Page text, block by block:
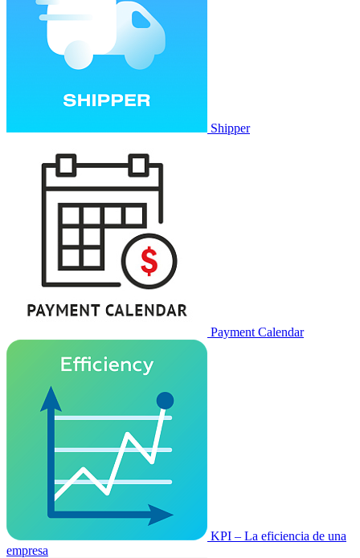
Shipper
Payment Calendar
KPI – La eficiencia de una
empresa